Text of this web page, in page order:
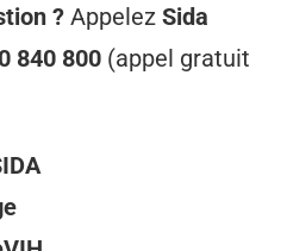
? Appelez Sida
840 800 (appel gratuit